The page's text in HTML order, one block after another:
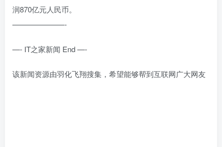
润870亿元人民币。
———————-
—- IT之家新闻 End —-
该新闻资源由羽化飞翔搜集，希望能够帮到互联网广大网友